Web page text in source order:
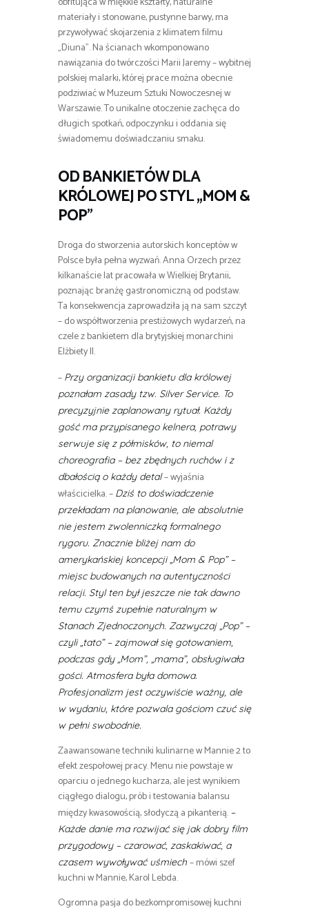
materiały i stonowane, pustynne barwy, ma
przywoływać skojarzenia z klimatem filmu
„Diuna”. Na ścianach wkomponowano
nawiązania do twórczości Marii Jaremy – wybitnej
polskiej malarki, której prace można obecnie
podziwiać w Muzeum Sztuki Nowoczesnej w
Warszawie. To unikalne otoczenie zachęca do
długich spotkań, odpoczynku i oddania się
świadomemu doświadczaniu smaku.
OD BANKIETÓW DLA
KRÓLOWEJ PO STYL „MOM &
POP”
Droga do stworzenia autorskich konceptów w
Polsce była pełna wyzwań. Anna Orzech przez
kilkanaście lat pracowała w Wielkiej Brytanii,
poznając branżę gastronomiczną od podstaw.
Ta konsekwencja zaprowadziła ją na sam szczyt
– do współtworzenia prestiżowych wydarzeń, na
czele z bankietem dla brytyjskiej monarchini
Elżbiety II.
– Przy organizacji bankietu dla królowej
poznałam zasady tzw. Silver Service. To
precyzyjnie zaplanowany rytuał. Każdy
gość ma przypisanego kelnera, potrawy
serwuje się z półmisków, to niemal
choreografia – bez zbędnych ruchów i z
dbałością o każdy detal– wyjaśnia
właścicielka. – Dziś to doświadczenie
przekładam na planowanie, ale absolutnie
nie jestem zwolenniczką formalnego
rygoru. Znacznie bliżej nam do
amerykańskiej koncepcji „Mom & Pop” –
miejsc budowanych na autentyczności
relacji. Styl ten był jeszcze nie tak dawno
temu czymś zupełnie naturalnym w
Stanach Zjednoczonych. Zazwyczaj „Pop” –
czyli „tato” – zajmował się gotowaniem,
podczas gdy „Mom”, „mama”, obsługiwała
gości. Atmosfera była domowa.
Profesjonalizm jest oczywiście ważny, ale
w wydaniu, które pozwala gościom czuć się
w pełni swobodnie.
Zaawansowane techniki kulinarne w Mannie 2 to
efekt zespołowej pracy. Menu nie powstaje w
oparciu o jednego kucharza, ale jest wynikiem
ciągłego dialogu, prób i testowania balansu
między kwasowością, słodyczą a pikanterią. –
Każde danie ma rozwijać się jak dobry film
przygodowy – czarować, zaskakiwać, a
czasem wywoływać uśmiech – mówi szef
kuchni w Mannie, Karol Lebda.
Ogromna pasja do bezkompromisowej kuchni